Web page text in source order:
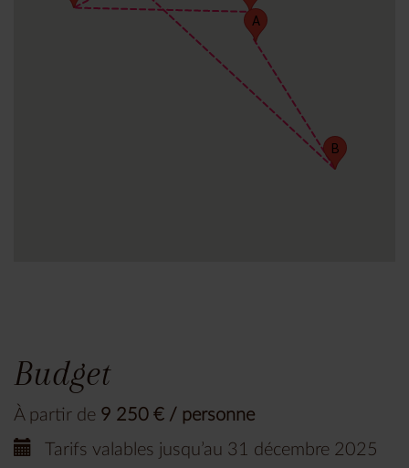
A
B
Budget
À partir de 9 250 € / personne
Tarifs valables jusqu’au 31 décembre 2025